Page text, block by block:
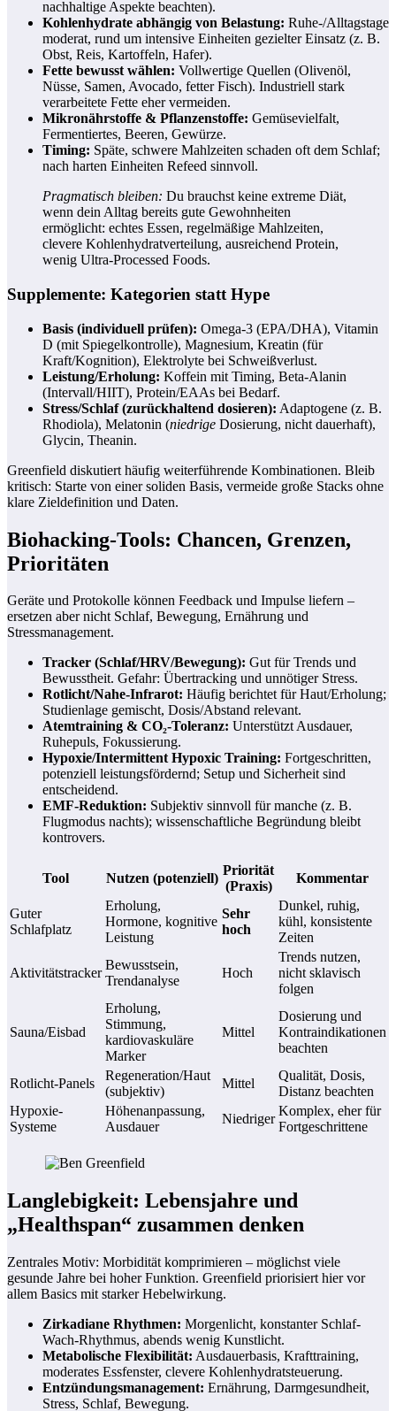
nachhaltige Aspekte beachten).
Kohlenhydrate abhängig von Belastung: Ruhe-/Alltagstage
moderat, rund um intensive Einheiten gezielter Einsatz (z. B.
Obst, Reis, Kartoffeln, Hafer).
Fette bewusst wählen: Vollwertige Quellen (Olivenöl,
Nüsse, Samen, Avocado, fetter Fisch). Industriell stark
verarbeitete Fette eher vermeiden.
Mikronährstoffe & Pflanzenstoffe: Gemüsevielfalt,
Fermentiertes, Beeren, Gewürze.
Timing: Späte, schwere Mahlzeiten schaden oft dem Schlaf;
nach harten Einheiten Refeed sinnvoll.
Pragmatisch bleiben: Du brauchst keine extreme Diät,
wenn dein Alltag bereits gute Gewohnheiten
ermöglicht: echtes Essen, regelmäßige Mahlzeiten,
clevere Kohlenhydratverteilung, ausreichend Protein,
wenig Ultra-Processed Foods.
Supplemente: Kategorien statt Hype
Basis (individuell prüfen): Omega‑3 (EPA/DHA), Vitamin
D (mit Spiegelkontrolle), Magnesium, Kreatin (für
Kraft/Kognition), Elektrolyte bei Schweißverlust.
Leistung/Erholung: Koffein mit Timing, Beta‑Alanin
(Intervall/HIIT), Protein/EAAs bei Bedarf.
Stress/Schlaf (zurückhaltend dosieren): Adaptogene (z. B.
Rhodiola), Melatonin (niedrige Dosierung, nicht dauerhaft),
Glycin, Theanin.
Greenfield diskutiert häufig weiterführende Kombinationen. Bleib
kritisch: Starte von einer soliden Basis, vermeide große Stacks ohne
klare Zieldefinition und Daten.
Biohacking-Tools: Chancen, Grenzen,
Prioritäten
Geräte und Protokolle können Feedback und Impulse liefern –
ersetzen aber nicht Schlaf, Bewegung, Ernährung und
Stressmanagement.
Tracker (Schlaf/HRV/Bewegung): Gut für Trends und
Bewusstheit. Gefahr: Übertracking und unnötiger Stress.
Rotlicht/Nahe-Infrarot: Häufig berichtet für Haut/Erholung;
Studienlage gemischt, Dosis/Abstand relevant.
Atemtraining & CO₂-Toleranz: Unterstützt Ausdauer,
Ruhepuls, Fokussierung.
Hypoxie/Intermittent Hypoxic Training: Fortgeschritten,
potenziell leistungsfördernd; Setup und Sicherheit sind
entscheidend.
EMF-Reduktion: Subjektiv sinnvoll für manche (z. B.
Flugmodus nachts); wissenschaftliche Begründung bleibt
kontrovers.
Tool Nutzen (potenziell)
Priorität
(Praxis)
Kommentar
Guter
Schlafplatz
Erholung,
Hormone, kognitive
Leistung
Sehr
hoch
Dunkel, ruhig,
kühl, konsistente
Zeiten
Aktivitätstracker
Bewusstsein,
Trendanalyse
Hoch
Trends nutzen,
nicht sklavisch
folgen
Sauna/Eisbad
Erholung,
Stimmung,
kardiovaskuläre
Marker
Mittel
Dosierung und
Kontraindikationen
beachten
Rotlicht-Panels
Regeneration/Haut
(subjektiv)
Mittel
Qualität, Dosis,
Distanz beachten
Hypoxie-
Systeme
Höhenanpassung,
Ausdauer
Niedriger
Komplex, eher für
Fortgeschrittene
Langlebigkeit: Lebensjahre und
„Healthspan“ zusammen denken
Zentrales Motiv: Morbidität komprimieren – möglichst viele
gesunde Jahre bei hoher Funktion. Greenfield priorisiert hier vor
allem Basics mit starker Hebelwirkung.
Zirkadiane Rhythmen: Morgenlicht, konstanter Schlaf-
Wach-Rhythmus, abends wenig Kunstlicht.
Metabolische Flexibilität: Ausdauerbasis, Krafttraining,
moderates Essfenster, clevere Kohlenhydratsteuerung.
Entzündungsmanagement: Ernährung, Darmgesundheit,
Stress, Schlaf, Bewegung.